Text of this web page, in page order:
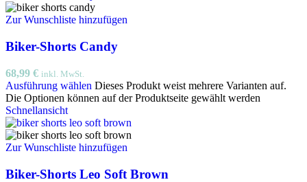
Zur Wunschliste hinzufügen
Biker-Shorts Candy
68,99 € inkl. MwSt.
Ausführung wählen Dieses Produkt weist mehrere Varianten auf.
Die Optionen können auf der Produktseite gewählt werden
Schnellansicht
Zur Wunschliste hinzufügen
Biker-Shorts Leo Soft Brown